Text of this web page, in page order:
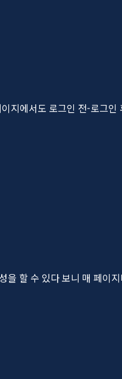
지에서도 로그인 전-로그인
을 할 수 있다 보니 매 페이